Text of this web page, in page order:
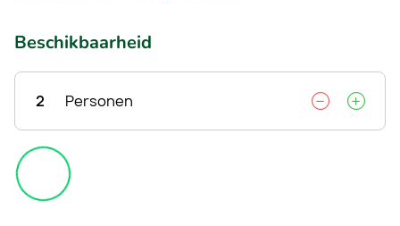
Beschikbaarheid
2 Personen